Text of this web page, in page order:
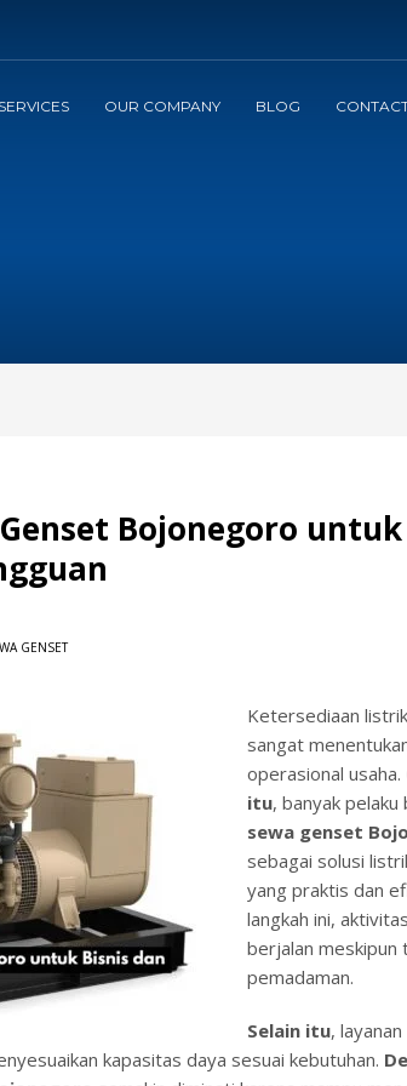
your order. 3
an email to support@website.com . Thank you!
SERVICES OUR COMPANY BLOG
Bojonegoro
GENSET
Ketersediaan
sangat
operasional usaha.
itu, banyak pelaku
sewa genset
sebagai solusi
yang praktis dan
langkah ini,
berjalan meskipun
pemadaman.
Selain itu, layanan
kapasitas daya sesuai kebutuhan.